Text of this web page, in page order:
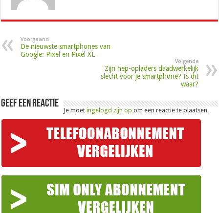
Voorgaand
De nieuwste smartphones van
Google: Pixel en Pixel XL
Volgende
Zijn nep-opladers daadwerkelijk
slecht voor je smartphone? Is dit
waar?
Geef een reactie
Je moetingelogd zijn op om een reactie te plaatsen.